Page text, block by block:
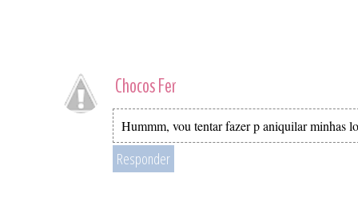
Chocos Fer
Hummm, vou tentar fazer p aniquilar minhas
Responder